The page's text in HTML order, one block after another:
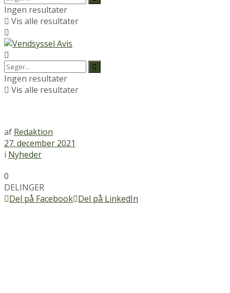
Ingen resultater
Vis alle resultater
Ingen resultater
Vis alle resultater
af Redaktion
27. december 2021
i Nyheder
0
DELINGER
Del på Facebook Del på LinkedIn